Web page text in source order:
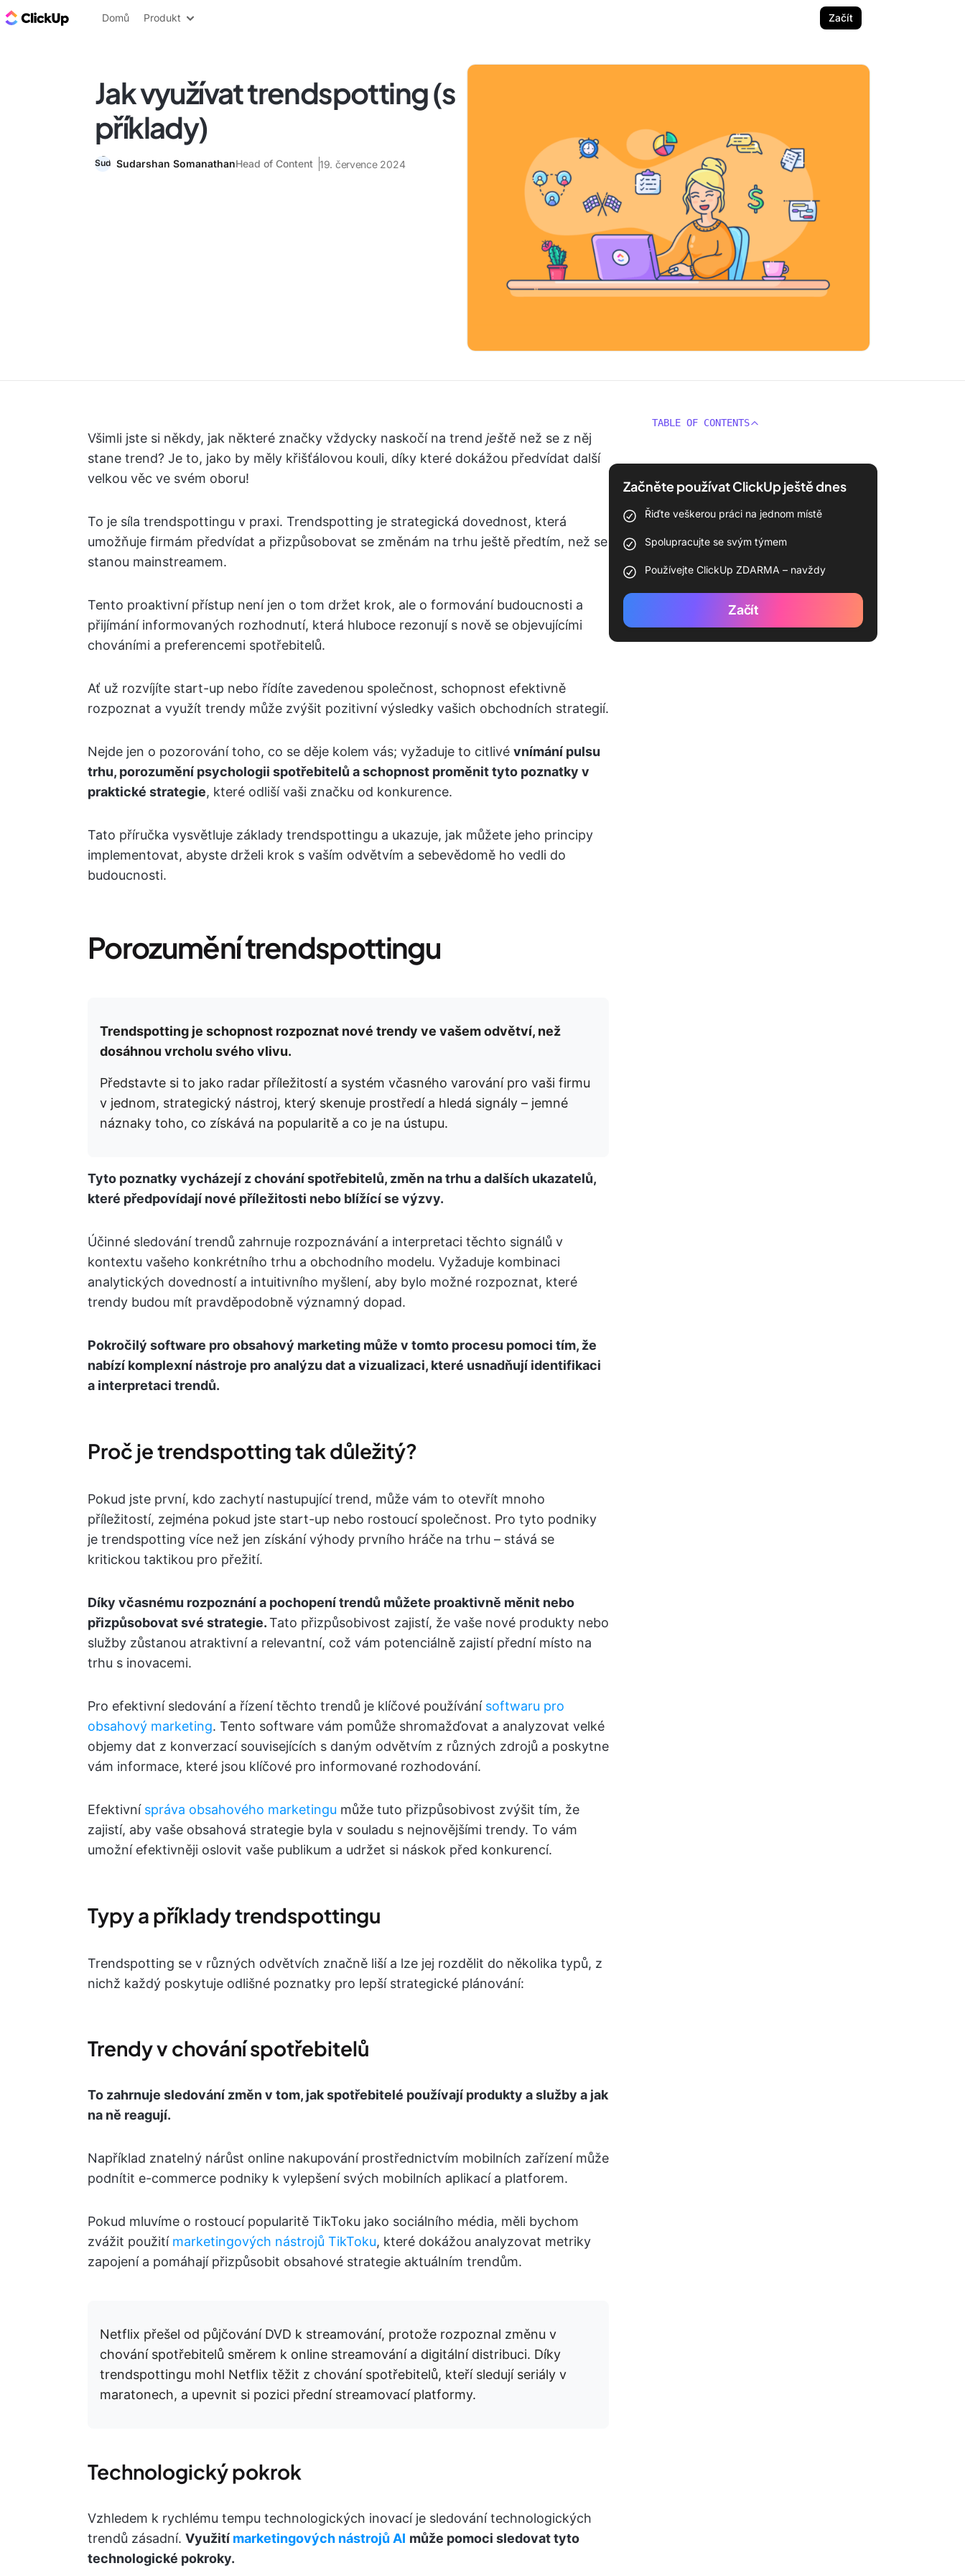
ClickUp blog
Domů Produkt Začít
Jak využívat trendspotting (s
příklady)
Sudarshan SomanathanHead of Content 19. července 2024
Všimli jste si někdy, jak některé značky vždycky naskočí na trend ještě než se z něj
stane trend? Je to, jako by měly křišťálovou kouli, díky které dokážou předvídat další
velkou věc ve svém oboru!
To je síla trendspottingu v praxi. Trendspotting je strategická dovednost, která
umožňuje firmám předvídat a přizpůsobovat se změnám na trhu ještě předtím, než se
stanou mainstreamem.
Tento proaktivní přístup není jen o tom držet krok, ale o formování budoucnosti a
přijímání informovaných rozhodnutí, která hluboce rezonují s nově se objevujícími
chováními a preferencemi spotřebitelů.
Ať už rozvíjíte start-up nebo řídíte zavedenou společnost, schopnost efektivně
rozpoznat a využít trendy může zvýšit pozitivní výsledky vašich obchodních strategií.
Nejde jen o pozorování toho, co se děje kolem vás; vyžaduje to citlivé vnímání pulsu
trhu, porozumění psychologii spotřebitelů a schopnost proměnit tyto poznatky v
praktické strategie, které odliší vaši značku od konkurence.
Tato příručka vysvětluje základy trendspottingu a ukazuje, jak můžete jeho principy
implementovat, abyste drželi krok s vaším odvětvím a sebevědomě ho vedli do
budoucnosti.
Porozumění trendspottingu
Trendspotting je schopnost rozpoznat nové trendy ve vašem odvětví, než
dosáhnou vrcholu svého vlivu.
Představte si to jako radar příležitostí a systém včasného varování pro vaši firmu
v jednom, strategický nástroj, který skenuje prostředí a hledá signály – jemné
náznaky toho, co získává na popularitě a co je na ústupu.
Tyto poznatky vycházejí z chování spotřebitelů, změn na trhu a dalších ukazatelů,
které předpovídají nové příležitosti nebo blížící se výzvy.
Účinné sledování trendů zahrnuje rozpoznávání a interpretaci těchto signálů v
kontextu vašeho konkrétního trhu a obchodního modelu. Vyžaduje kombinaci
analytických dovedností a intuitivního myšlení, aby bylo možné rozpoznat, které
trendy budou mít pravděpodobně významný dopad.
Pokročilý software pro obsahový marketing může v tomto procesu pomoci tím, že
nabízí komplexní nástroje pro analýzu dat a vizualizaci, které usnadňují identifikaci
a interpretaci trendů.
Proč je trendspotting tak důležitý?
Pokud jste první, kdo zachytí nastupující trend, může vám to otevřít mnoho
příležitostí, zejména pokud jste start-up nebo rostoucí společnost. Pro tyto podniky
je trendspotting více než jen získání výhody prvního hráče na trhu – stává se
kritickou taktikou pro přežití.
Díky včasnému rozpoznání a pochopení trendů můžete proaktivně měnit nebo
přizpůsobovat své strategie.Tato přizpůsobivost zajistí, že vaše nové produkty nebo
služby zůstanou atraktivní a relevantní, což vám potenciálně zajistí přední místo na
trhu s inovacemi.
Pro efektivní sledování a řízení těchto trendů je klíčové používání softwaru pro
obsahový marketing. Tento software vám pomůže shromažďovat a analyzovat velké
objemy dat z konverzací souvisejících s daným odvětvím z různých zdrojů a poskytne
vám informace, které jsou klíčové pro informované rozhodování.
Efektivní správa obsahového marketingu může tuto přizpůsobivost zvýšit tím, že
zajistí, aby vaše obsahová strategie byla v souladu s nejnovějšími trendy. To vám
umožní efektivněji oslovit vaše publikum a udržet si náskok před konkurencí.
Typy a příklady trendspottingu
Trendspotting se v různých odvětvích značně liší a lze jej rozdělit do několika typů, z
nichž každý poskytuje odlišné poznatky pro lepší strategické plánování:
Trendy v chování spotřebitelů
To zahrnuje sledování změn v tom, jak spotřebitelé používají produkty a služby a jak
na ně reagují.
Například znatelný nárůst online nakupování prostřednictvím mobilních zařízení může
podnítit e-commerce podniky k vylepšení svých mobilních aplikací a platforem.
Pokud mluvíme o rostoucí popularitě TikToku jako sociálního média, měli bychom
zvážit použití marketingových nástrojů TikToku, které dokážou analyzovat metriky
zapojení a pomáhají přizpůsobit obsahové strategie aktuálním trendům.
Netflix přešel od půjčování DVD k streamování, protože rozpoznal změnu v
chování spotřebitelů směrem k online streamování a digitální distribuci. Díky
trendspottingu mohl Netflix těžit z chování spotřebitelů, kteří sledují seriály v
maratonech, a upevnit si pozici přední streamovací platformy.
Technologický pokrok
Vzhledem k rychlému tempu technologických inovací je sledování technologických
trendů zásadní. Využití marketingových nástrojů AI může pomoci sledovat tyto
technologické pokroky.
TABLE OF CONTENTS
Začněte používat ClickUp ještě dnes
Řiďte veškerou práci na jednom místě
Spolupracujte se svým týmem
Používejte ClickUp ZDARMA – navždy
Začít